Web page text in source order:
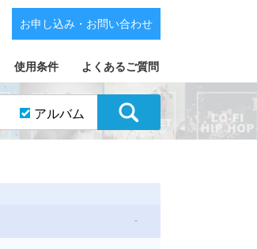
使用条件 よくあるご質問
お申し込み・お問い合わせ
アルバム
-